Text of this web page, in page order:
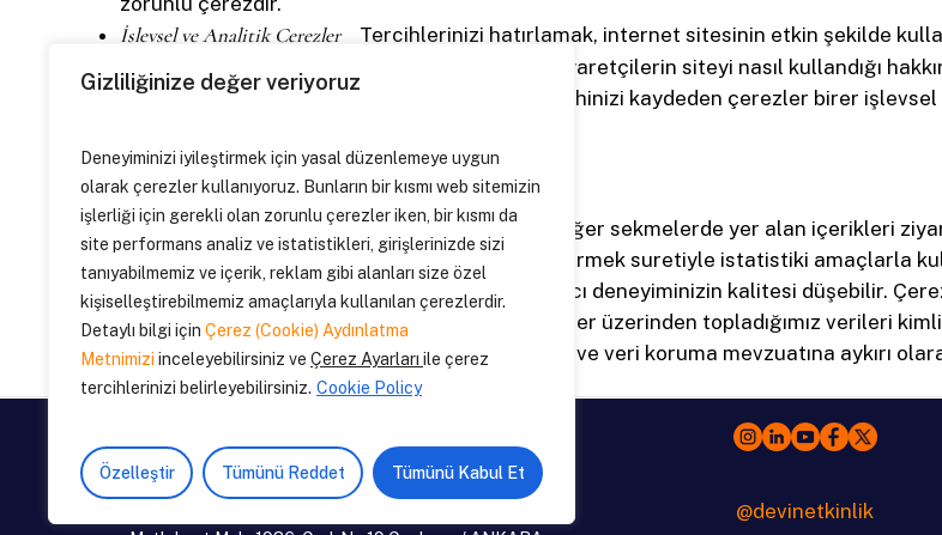
Gizliliğinize değer veriyoruz
Deneyiminizi iyileştirmek için yasal düzenlemeye uygun
olarak çerezler kullanıyoruz. Bunların bir kısmı web sitemizin
işlerliği için gerekli olan zorunlu çerezler iken, bir kısmı da
site performans analiz ve istatistikleri, girişlerinizde sizi
tanıyabilmemiz ve içerik, reklam gibi alanları size özel
kişiselleştirebilmemiz amaçlarıyla kullanılan çerezlerdir.
Detaylı bilgi için Çerez (Cookie) Aydınlatma
Metnimizi inceleyebilirsiniz ve Çerez Ayarları ile çerez
tercihlerinizi belirleyebilirsiniz. Cookie Policy
Özelleştir Tümünü Reddet Tümünü Kabul Et
İşlevsel ve Analitik Çerezler
Tercihlerinizi hatırlamak, internet sitesinin etkin şekilde
optimize edilmesi gibi amaçlarla kullanılır ve ziyaretçilerin siteyi nasıl kullandığı
bilgilerinizi içerebilir. Örneğin sitemizde dil tercihinizi kaydeden çerezler birer işlevsel
Cihazınızdan aldığımız bilgiler nasıl kullanılıyor?
Ayrıca, internet sitemizde yer alan yazı, haber ve diğer sekmelerde yer alan içerikleri
sayfalara ilişkin kullanım verilerini anonim hale getirmek suretiyle istatistiki amaçlarla
etmek zorunda değilsiniz fakat bu durumda kullanıcı deneyiminizin kalitesi düşebilir.
sitemiz olması gerektiği gibi çalışamayabilir. Çerezler üzerinden topladığımız verileri
Politikasında belirtilen amaçlar dışında kullanılmaz ve veri koruma mevzuatına aykırı
Devin EtkinlikYönetimi A.Ş.
@devinetkinlik